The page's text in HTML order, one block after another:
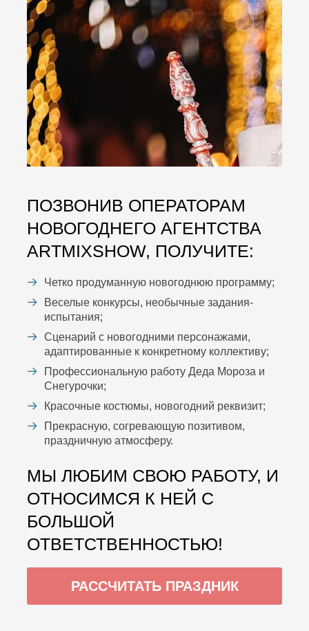
ПОЗВОНИВ ОПЕРАТОРАМ
НОВОГОДНЕГО АГЕНТСТВА
ARTMIXSHOW, ПОЛУЧИТЕ:
Четко продуманную новогоднюю программу;
Веселые конкурсы, необычные задания-
испытания;
Сценарий с новогодними персонажами,
адаптированные к конкретному коллективу;
Профессиональную работу Деда Мороза и
Снегурочки;
Красочные костюмы, новогодний реквизит;
Прекрасную, согревающую позитивом,
праздничную атмосферу.
МЫ ЛЮБИМ СВОЮ РАБОТУ, И
ОТНОСИМСЯ К НЕЙ С
БОЛЬШОЙ
ОТВЕТСТВЕННОСТЬЮ!
РАССЧИТАТЬ ПРАЗДНИК